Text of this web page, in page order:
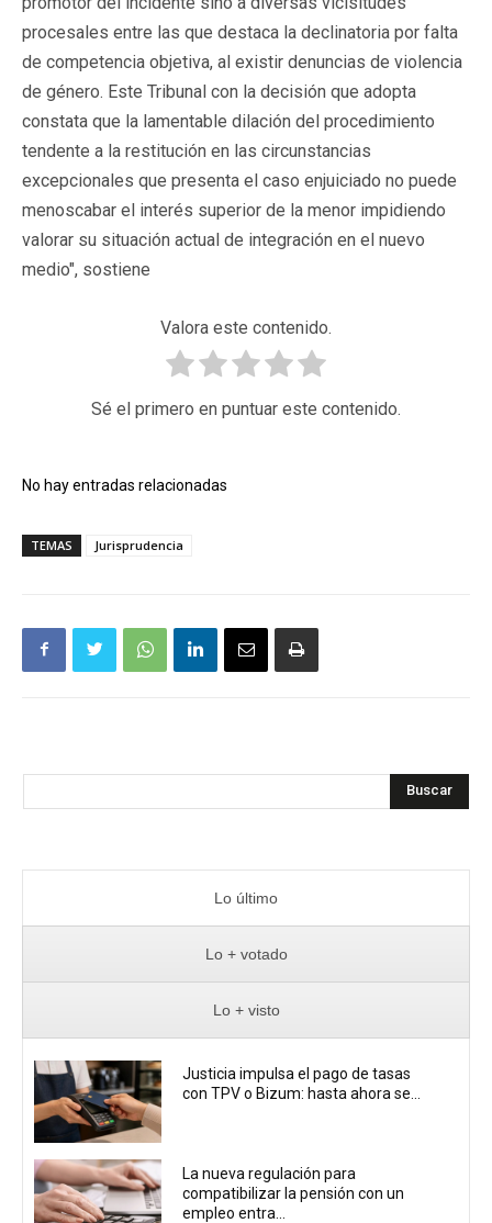
procesales entre las que destaca la declinatoria por falta
de competencia objetiva, al existir denuncias de violencia
de género. Este Tribunal con la decisión que adopta
constata que la lamentable dilación del procedimiento
tendente a la restitución en las circunstancias
excepcionales que presenta el caso enjuiciado no puede
menoscabar el interés superior de la menor impidiendo
valorar su situación actual de integración en el nuevo
medio", sostiene
Valora este contenido.
Sé el primero en puntuar este contenido.
No hay entradas relacionadas
TEMAS Jurisprudencia
Buscar
Lo último
Lo + votado
Lo + visto
Justicia impulsa el pago de tasas
con TPV o Bizum: hasta ahora se...
La nueva regulación para
compatibilizar la pensión con un
empleo entra...